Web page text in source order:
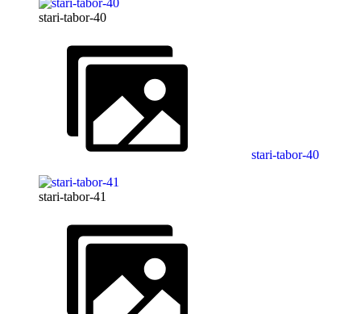
stari-tabor-40
stari-tabor-40
stari-tabor-41